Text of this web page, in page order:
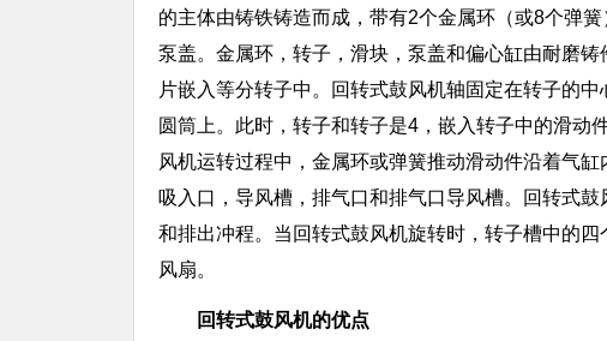
的主体由铸铁铸造而成，带有2个金属环（或8个弹
泵盖。金属环，转子，滑块，泵盖和偏心缸由耐磨
片嵌入等分转子中。回转式鼓风机轴固定在转子的
圆筒上。此时，转子和转子是4，嵌入转子中的滑动
风机运转过程中，金属环或弹簧推动滑动件沿着气
吸入口，导风槽，排气口和排气口导风槽。回转式
和排出冲程。当回转式鼓风机旋转时，转子槽中的
风扇。
回转式鼓风机的优点